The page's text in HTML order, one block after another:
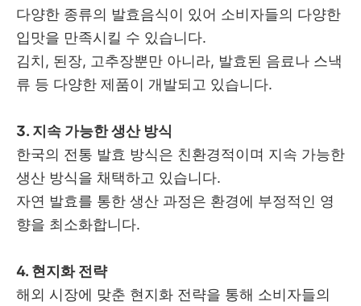
다양한 종류의 발효음식이 있어 소비자들의 다양한
입맛을 만족시킬 수 있습니다.
김치, 된장, 고추장뿐만 아니라, 발효된 음료나 스낵
류 등 다양한 제품이 개발되고 있습니다.
3. 지속 가능한 생산 방식
한국의 전통 발효 방식은 친환경적이며 지속 가능한
생산 방식을 채택하고 있습니다.
자연 발효를 통한 생산 과정은 환경에 부정적인 영
향을 최소화합니다.
4. 현지화 전략
해외 시장에 맞춘 현지화 전략을 통해 소비자들의